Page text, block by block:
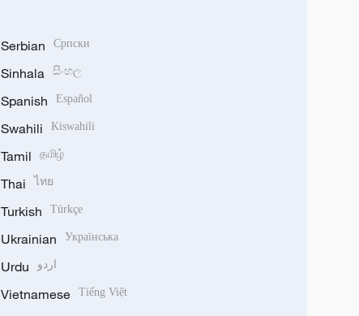
Serbian Српски
Sinhala සිංහල
Spanish Español
Swahili Kiswahili
Tamil தமிழ்
Thai ไทย
Turkish Türkçe
Ukrainian Українська
Urdu اردو
Vietnamese Tiếng Việt